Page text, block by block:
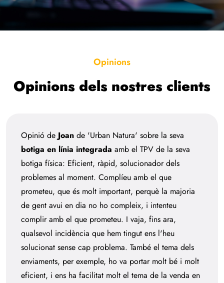
Opinions
Opinions dels nostres clients
Opinió de Joan de 'Urban Natura' sobre la seva
botiga en línia integrada amb el TPV de la seva
botiga física: Eficient, ràpid, solucionador dels
problemes al moment. Complíeu amb el que
prometeu, que és molt important, perquè la majoria
de gent avui en dia no ho compleix, i intenteu
complir amb el que prometeu. I vaja, fins ara,
qualsevol incidència que hem tingut ens l'heu
solucionat sense cap problema. També el tema dels
enviaments, per exemple, ho va portar molt bé i molt
eficient, i ens ha facilitat molt el tema de la venda en